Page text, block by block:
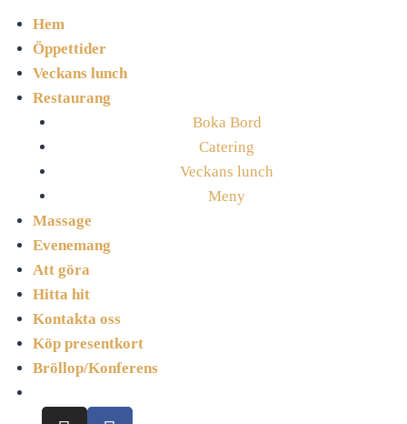
Hem
Öppettider
Veckans lunch
Restaurang
Boka Bord
Catering
Veckans lunch
Meny
Massage
Evenemang
Att göra
Hitta hit
Kontakta oss
Köp presentkort
Bröllop/Konferens